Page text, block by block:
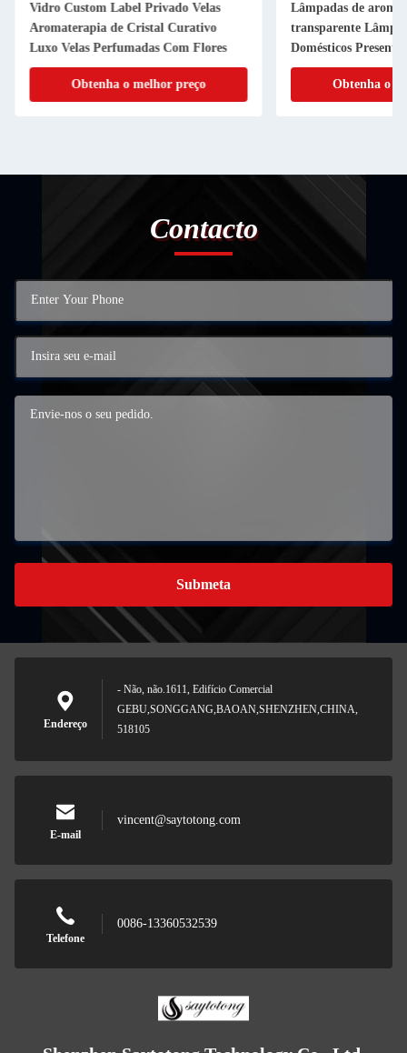
Vidro Custom Label Privado Velas
Aromaterapia de Cristal Curativo
Luxo Velas Perfumadas Com Flores
Obtenha o melhor preço
Lâmpadas de
transparente
Domésticos
Obtenha o
Contacto
Submeta
Endereço
- Não, não.1611, Edifício Comercial
GEBU,SONGGANG,BAOAN,SHENZHEN,CHINA,
518105
E-mail
vincent@saytotong.com
Telefone
0086-13360532539